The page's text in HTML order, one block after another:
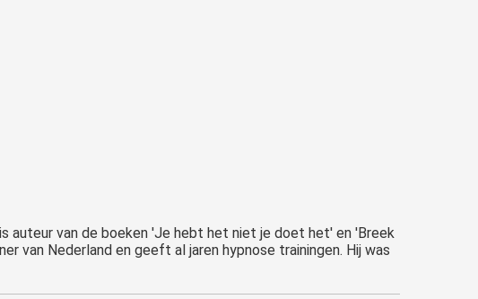
auteur van de boeken 'Je hebt het niet je doet het' en 'Breek
van Nederland en geeft al jaren hypnose trainingen. Hij was